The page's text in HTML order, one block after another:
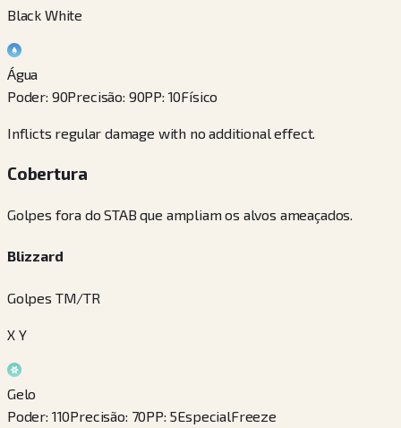
Black White
Água
Poder: 90Precisão: 90PP: 10Físico
Inflicts regular damage with no additional effect.
Cobertura
Golpes fora do STAB que ampliam os alvos ameaçados.
Blizzard
Golpes TM/TR
X Y
Gelo
Poder: 110Precisão: 70PP: 5EspecialFreeze